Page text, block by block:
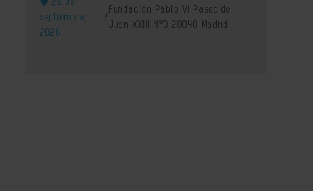
septiembre,
2026
/
Fundación Pablo VI Paseo de
Juan XXIII Nº3 28040 Madrid